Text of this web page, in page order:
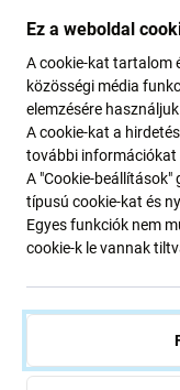
Newsletter
Iratkozzon fel, hogy
ajánlatunkról szóló
ennek az űrlapnak a
16 éves vagyok
Egyetértek azzal,
Ez a weboldal
A cookie-kat tartalom
közösségi média
elemzésére
A cookie-kat a
további információkat
A "Cookie-
típusú cookie-kat és
Egyes funkciók nem
cookie-k le vannak